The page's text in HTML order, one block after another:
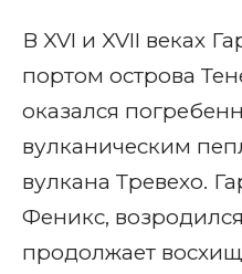
В XVI и XVII веках
портом острова
оказался
вулканическим
вулкана Тревехо.
Феникс,
продолжает